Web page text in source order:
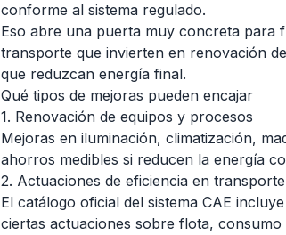
conforme al sistema regulado.
Eso abre una puerta muy concreta para
transporte que invierten en renovación
que reduzcan energía final.
Qué tipos de mejoras pueden encajar
1. Renovación de equipos y procesos
Mejoras en iluminación, climatización,
ahorros medibles si reducen la energía
2. Actuaciones de eficiencia en transporte
El catálogo oficial del sistema CAE
ciertas actuaciones sobre flota,